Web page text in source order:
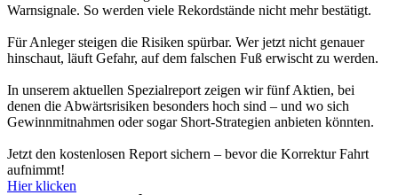
Warnsignale. So werden viele Rekordstände nicht mehr bestätigt.
Für Anleger steigen die Risiken spürbar. Wer jetzt nicht genauer
hinschaut, läuft Gefahr, auf dem falschen Fuß erwischt zu werden.
In unserem aktuellen Spezialreport zeigen wir fünf Aktien, bei
denen die Abwärtsrisiken besonders hoch sind – und wo sich
Gewinnmitnahmen oder sogar Short-Strategien anbieten könnten.
Jetzt den kostenlosen Report sichern – bevor die Korrektur Fahrt
aufnimmt!
Hier klicken